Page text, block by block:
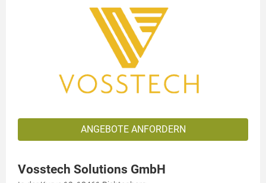
ANGEBOTE ANFORDERN
Vosstech Solutions GmbH